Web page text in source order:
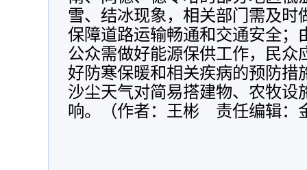
雪、结冰现象，相关部门需及时
保障道路运输畅通和交通安全；
公众需做好能源保供工作，民众
好防寒保暖和相关疾病的预防措
沙尘天气对简易搭建物、农牧设
响。（作者：王彬 责任编辑：